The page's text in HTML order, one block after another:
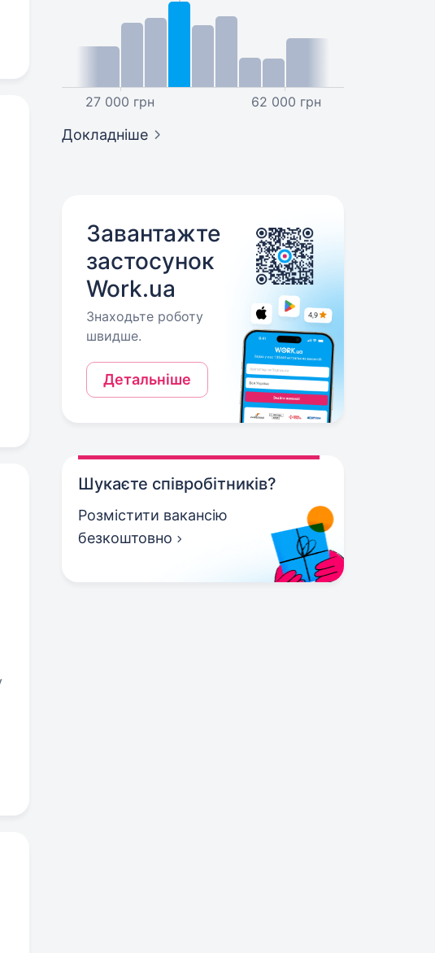
27 000 грн 62 000 грн
Докладніше
Завантажте
застосунок
Work.ua
Знаходьте роботу
швидше.
Детальніше
Шукаєте співробітників?
Розмістити вакансію
безкоштовно